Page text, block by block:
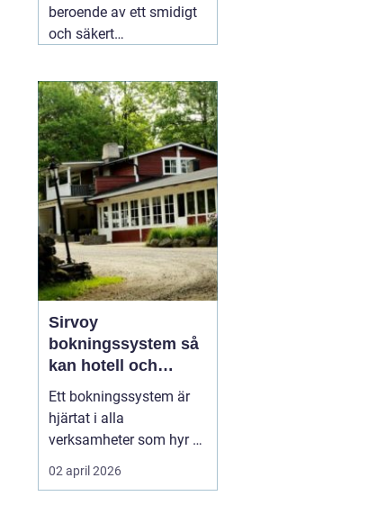
beroende av ett smidigt
och säkert
fungerande digitalt flöde
blir vardagen snabbt
rörig: dubbelbokningar,
svåröverskådliga
journaler och onödigt
administrativt arbete. Ett
03 april 2026
Sirvoy
bokningssystem så
kan hotell och
uthyrning ta nästa
steg
Ett bokningssystem är
hjärtat i alla
verksamheter som hyr ut
rum, stugor eller andra
objekt. När bokningarna
02 april 2026